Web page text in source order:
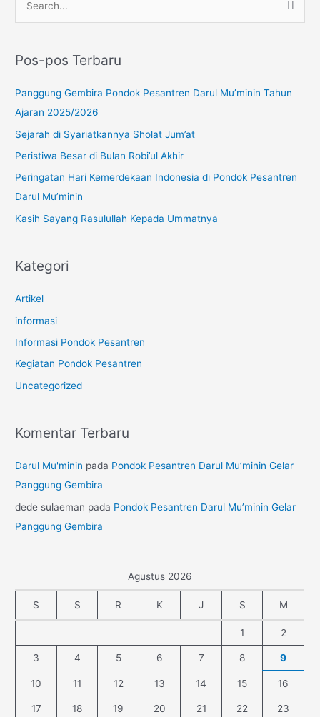
i
k
:
Pos-pos Terbaru
Panggung Gembira Pondok Pesantren Darul Mu’minin Tahun
Ajaran 2025/2026
Sejarah di Syariatkannya Sholat Jum’at
Peristiwa Besar di Bulan Robi’ul Akhir
Peringatan Hari Kemerdekaan Indonesia di Pondok Pesantren
Darul Mu’minin
Kasih Sayang Rasulullah Kepada Ummatnya
Kategori
Artikel
informasi
Informasi Pondok Pesantren
Kegiatan Pondok Pesantren
Uncategorized
Komentar Terbaru
Darul Mu'minin pada Pondok Pesantren Darul Mu’minin Gelar
Panggung Gembira
dede sulaeman pada Pondok Pesantren Darul Mu’minin Gelar
Panggung Gembira
Agustus 2026
S S R K J S M
1 2
3 4 5 6 7 8 9
10 11 12 13 14 15 16
17 18 19 20 21 22 23